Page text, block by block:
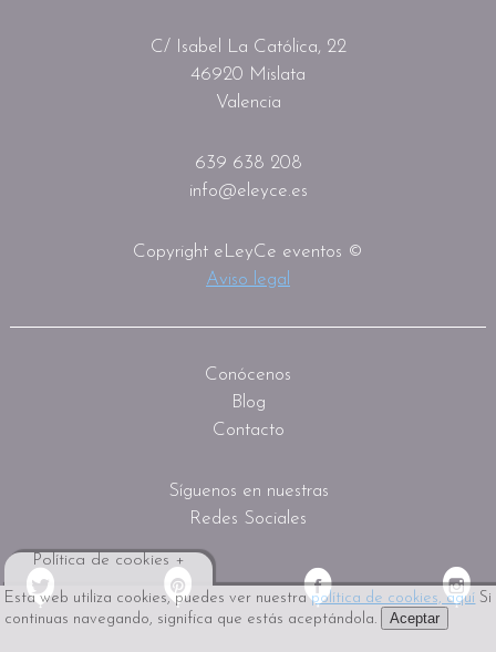
Esta web utiliza cookies, puedes ver nuestrapolítica de cookies, aquí Si
continuas navegando, significa que estás aceptándola.
Aceptar
Política de cookies +
C/ Isabel La Católica, 22
46920 Mislata
Valencia
639 638 208
info@eleyce.es
Copyright eLeyCe eventos ©
Aviso legal
Conócenos
Blog
Contacto
Síguenos en nuestras
Redes Sociales